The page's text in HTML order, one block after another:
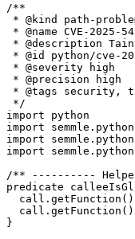
/**
* @kind
path-
* @name CVE-2025-
* @description
* @id
python/cve-
* @severity high
* @precision high
* @tags security,
*/
import python
import semmle . python
import semmle . python
import semmle . python
/** ----------
predicate
  call.
getFunction
  call.
getFunction
}